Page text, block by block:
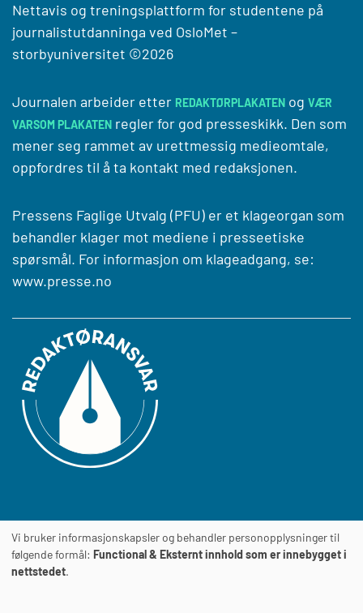
Nettavis og treningsplattform for studentene på
journalistutdanninga ved OsloMet –
storbyuniversitet ©2026
Journalen arbeider etter REDAKTØRPLAKATEN og VÆR
VARSOM PLAKATEN regler for god presseskikk. Den som
mener seg rammet av urettmessig medieomtale,
oppfordres til å ta kontakt med redaksjonen.
Pressens Faglige Utvalg (PFU) er et klageorgan som
behandler klager mot mediene i presseetiske
spørsmål. For informasjon om klageadgang, se:
www.presse.no
JournalensTILGJENGELIGHETSERKLÆRING
Vi bruker informasjonskapsler og behandler personopplysninger til
følgende formål: Functional & Eksternt innhold som er innebygget i
nettstedet.